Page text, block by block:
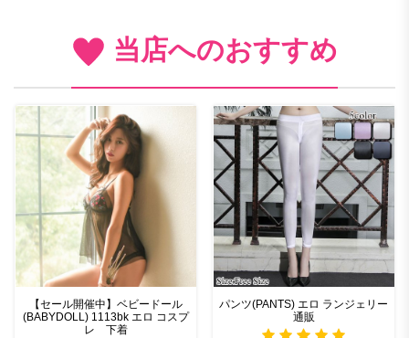
当店へのおすすめ
【セール開催中】ベビードール
(BABYDOLL) 1113bk エロ コスプ
レ 下着
パンツ(PANTS) エロ ランジェリー
通販